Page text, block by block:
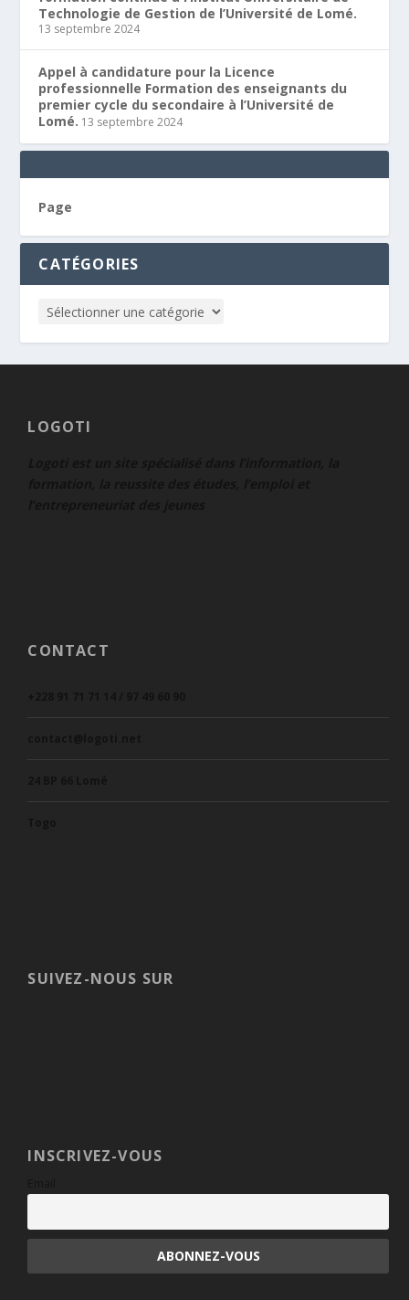
Technologie de Gestion de l’Université de Lomé.
13 septembre 2024
Appel à candidature pour la Licence
professionnelle Formation des enseignants du
premier cycle du secondaire à l’Université de
Lomé. 13 septembre 2024
Page
CATÉGORIES
LOGOTI
CONTACT
SUIVEZ-NOUS SUR
INSCRIVEZ-VOUS